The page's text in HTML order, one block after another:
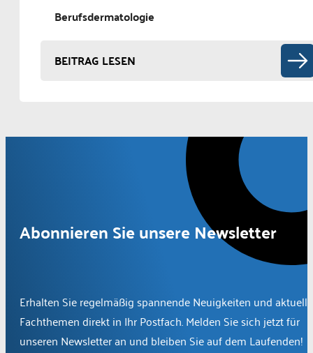
Berufsdermatologie
BEITRAG LESEN
Abonnieren Sie unsere Newsletter
Erhalten Sie regelmäßig spannende Neuigkeiten und aktuelle
Fachthemen direkt in Ihr Postfach. Melden Sie sich jetzt für
unseren Newsletter an und bleiben Sie auf dem Laufenden!